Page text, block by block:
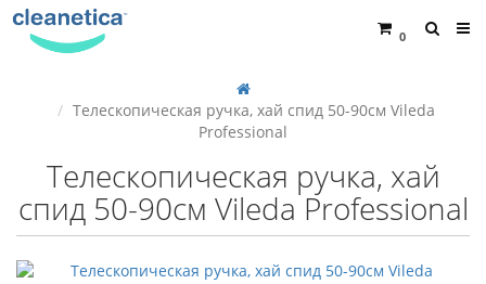
0
Телескопическая ручка, хай спид 50-90см Vileda
Professional
Телескопическая ручка, хай
спид 50-90см Vileda Professional